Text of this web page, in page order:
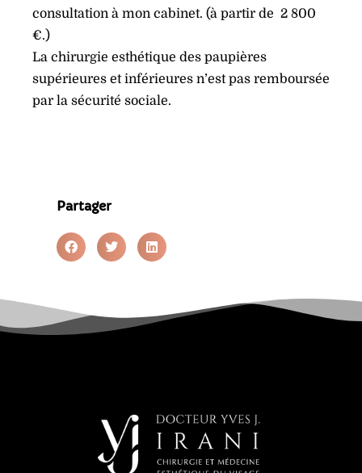
consultation à mon cabinet. (à partir de 2 800
€.)
La chirurgie esthétique des paupières
supérieures et inférieures n’est pas remboursée
par la sécurité sociale.
Partager